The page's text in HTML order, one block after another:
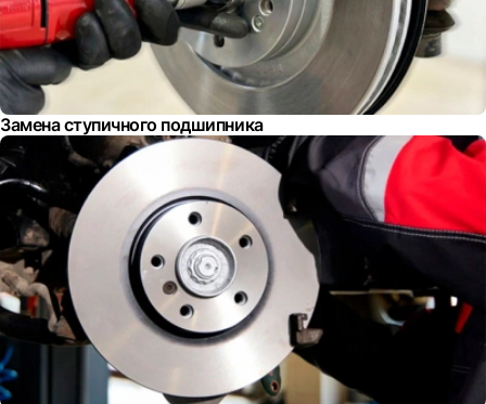
Замена ступичного подшипника